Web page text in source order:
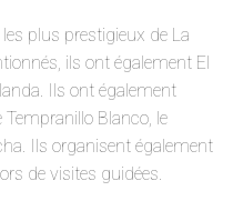
plus prestigieux de La
ils ont également El
Ils ont également
Blanco, le
Ils organisent également
de visites guidées.